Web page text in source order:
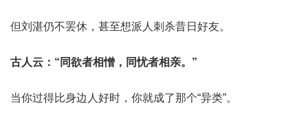
但刘湛仍不罢休，甚至想派人刺杀昔日好友。
古人云：“同欲者相憎，同忧者相亲。”
当你过得比身边人好时，你就成了那个“异类”。